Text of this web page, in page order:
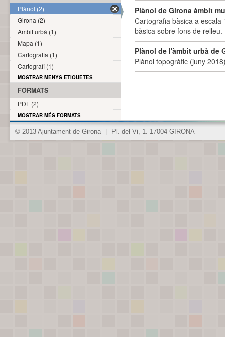
Plànol de Girona àmbit
Cartografia bàsica a
bàsica sobre fons de
Plànol de l'àmbit urbà de
Plànol topogràfic (juny
Plànol (2)
Girona (2)
Àmbit urbà (1)
Mapa (1)
Cartografia (1)
Cartografi (1)
MOSTRAR MENYS ETIQUETES
FORMATS
PDF (2)
MOSTRAR MÉS FORMATS
© 2013 Ajuntament de Girona Pl. del Vi, 1. 17004 GIRONA